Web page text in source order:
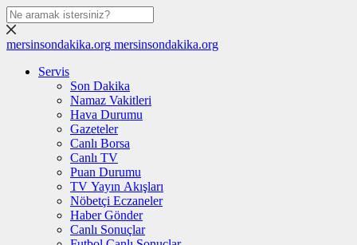
mersinsondakika.org mersinsondakika.org
Servis
Son Dakika
Namaz Vakitleri
Hava Durumu
Gazeteler
Canlı Borsa
Canlı TV
Puan Durumu
TV Yayın Akışları
Nöbetçi Eczaneler
Haber Gönder
Canlı Sonuçlar